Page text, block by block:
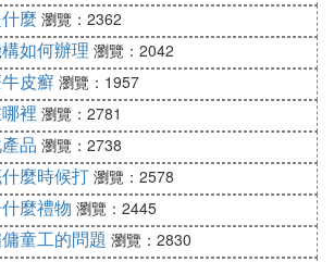
，公民免繳所得稅，公司免繳營業
「無料」參觀。只要年滿六十歲，
律可每月領取250汶幣老人津貼。
府提供免息貸款，所以大家都拚命
，登記注冊的車輛高達24萬輛，每
是司空見慣的事。當地華商說，
去菜市場總不能也開著去，只好再
因此汶萊街上基本上是沒有計程車
麼 瀏覽：2362
如何辦理 瀏覽：2042
皮癬 瀏覽：1957
裡 瀏覽：2781
品 瀏覽：2738
麼時候打 瀏覽：2578
麼禮物 瀏覽：2445
童工的問題 瀏覽：2830